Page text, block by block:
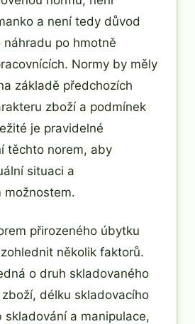
a není tedy důvod
po hmotně
Normy by měly
základě předchozích
zboží a podmínek
je pravidelné
těchto norem, aby
situaci a
možnostem.
přirozeného úbytku
několik faktorů.
o druh skladovaného
délku skladovacího
a manipulace,